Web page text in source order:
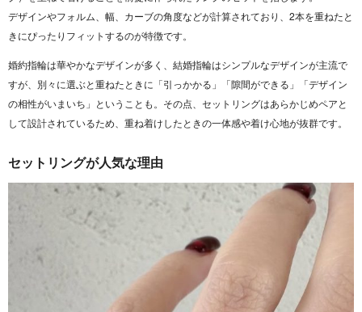
デザインやフォルム、幅、カーブの角度などが計算されており、2本を重ねたと
きにぴったりフィットするのが特徴です。
婚約指輪は華やかなデザインが多く、結婚指輪はシンプルなデザインが主流で
すが、別々に選ぶと重ねたときに「引っかかる」「隙間ができる」「デザイン
の相性がいまいち」ということも。その点、セットリングはあらかじめペアと
して設計されているため、重ね着けしたときの一体感や着け心地が抜群です。
セットリングが人気な理由